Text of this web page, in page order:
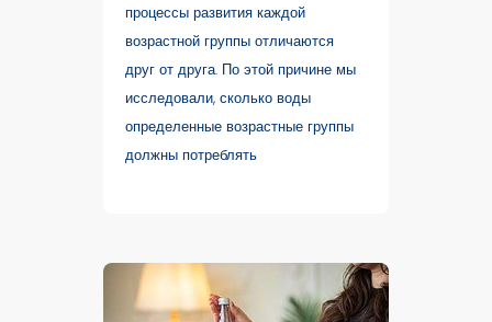
процессы развития каждой
возрастной группы отличаются
друг от друга. По этой причине мы
исследовали, сколько воды
определенные возрастные группы
должны потреблять